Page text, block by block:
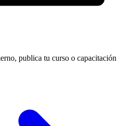
publica tu curso o capacitación